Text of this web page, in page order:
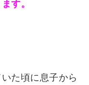
す。
た頃に息子から